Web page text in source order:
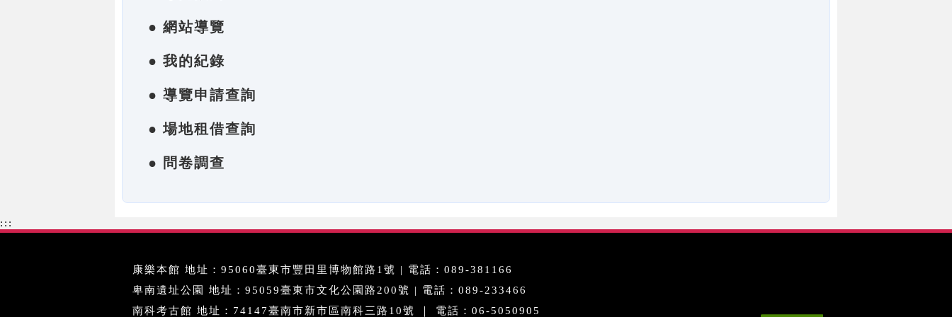
● 網站導覽
● 我的紀錄
● 導覽申請查詢
● 場地租借查詢
● 問卷調查
:::
康樂本館 地址：95060臺東市豐田里博物館路1號 | 電話：089-381166
卑南遺址公園 地址：95059臺東市文化公園路200號 | 電話：089-233466
南科考古館 地址：74147臺南市新市區南科三路10號 ｜ 電話：06-5050905